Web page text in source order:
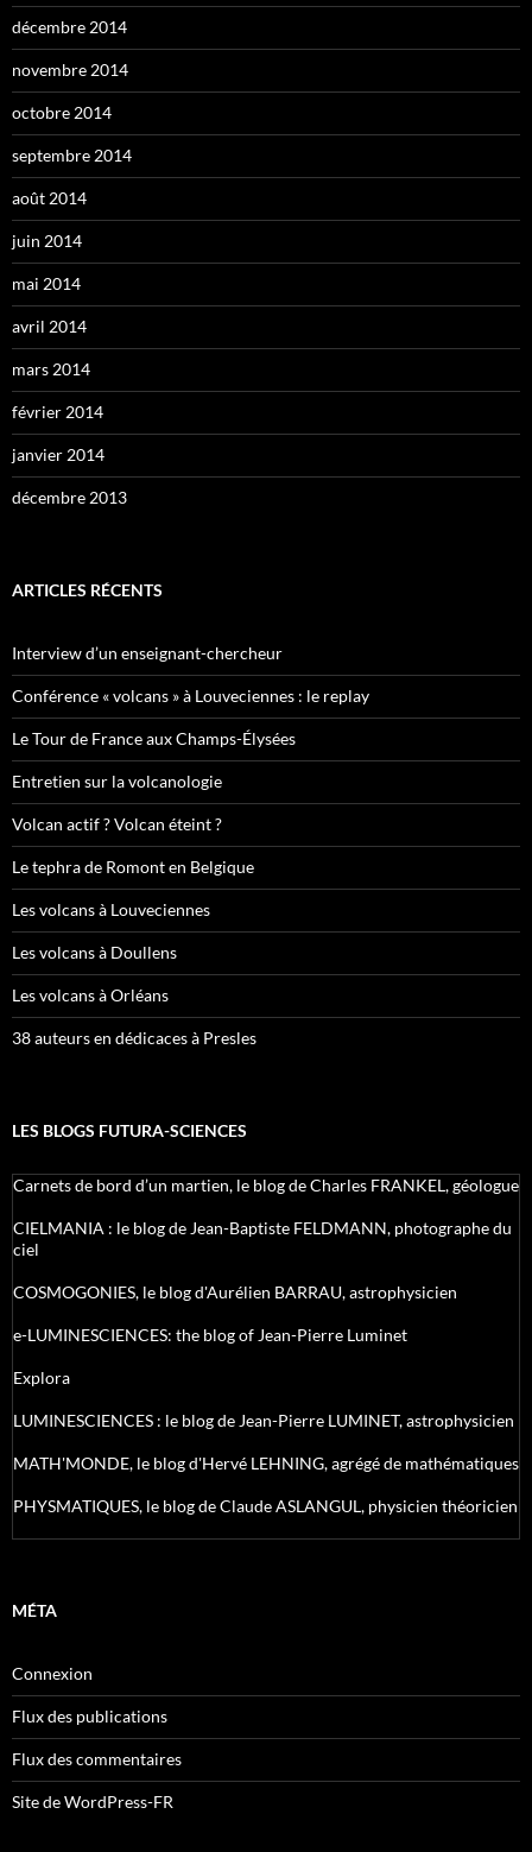
décembre 2014
novembre 2014
octobre 2014
septembre 2014
août 2014
juin 2014
mai 2014
avril 2014
mars 2014
février 2014
janvier 2014
décembre 2013
ARTICLES RÉCENTS
Interview d’un enseignant-chercheur
Conférence « volcans » à Louveciennes : le replay
Le Tour de France aux Champs-Élysées
Entretien sur la volcanologie
Volcan actif ? Volcan éteint ?
Le tephra de Romont en Belgique
Les volcans à Louveciennes
Les volcans à Doullens
Les volcans à Orléans
38 auteurs en dédicaces à Presles
LES BLOGS FUTURA-SCIENCES
Carnets de bord d’un martien, le blog de Charles FRANKEL, géologue
CIELMANIA : le blog de Jean-Baptiste FELDMANN, photographe du
ciel
COSMOGONIES, le blog d'Aurélien BARRAU, astrophysicien
e-LUMINESCIENCES: the blog of Jean-Pierre Luminet
Explora
LUMINESCIENCES : le blog de Jean-Pierre LUMINET, astrophysicien
MATH'MONDE, le blog d'Hervé LEHNING, agrégé de mathématiques
PHYSMATIQUES, le blog de Claude ASLANGUL, physicien théoricien
MÉTA
Connexion
Flux des publications
Flux des commentaires
Site de WordPress-FR